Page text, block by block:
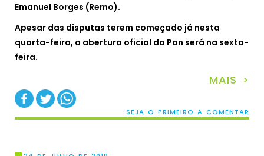
Emanuel Borges (Remo).
Apesar das disputas terem começado já nesta
quarta-feira, a abertura oficial do Pan será na sexta-
feira.
MAIS >
SEJA O PRIMEIRO A COMENTAR